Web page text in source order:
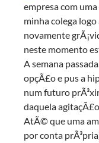
empresa com
minha colega
novamente
neste momento
A semana
opçÃ£o e pus a
num futuro
daquela
AtÃ© que uma
por conta